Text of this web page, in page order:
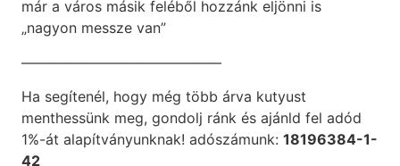
már a város másik feléből hozzánk eljönni is
„nagyon messze van”
——————————————
Ha segítenél, hogy még több árva kutyust
menthessünk meg, gondolj ránk és ajánld fel adód
1%-át alapítványunknak! adószámunk: 18196384-1-
42